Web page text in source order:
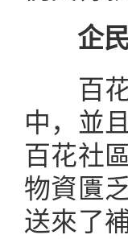
企民
百花
中，並
百花社
物資匱
送來了